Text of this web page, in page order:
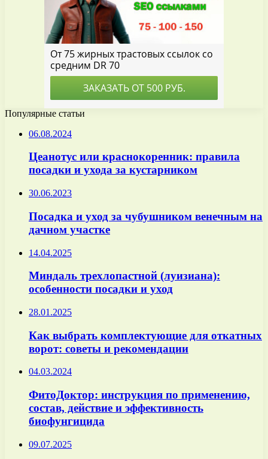
Популярные статьи
06.08.2024
Цеанотус или краснокоренник: правила
посадки и ухода за кустарником
30.06.2023
Посадка и уход за чубушником венечным на
дачном участке
14.04.2025
Миндаль трехлопастной (луизиана):
особенности посадки и уход
28.01.2025
Как выбрать комплектующие для откатных
ворот: советы и рекомендации
04.03.2024
ФитоДоктор: инструкция по применению,
состав, действие и эффективность
биофунгицида
09.07.2025